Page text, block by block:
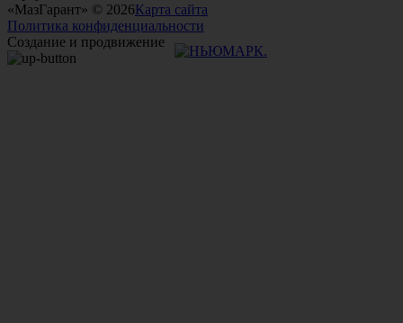
«МазГарант» © 2026Карта сайта
Политика конфиденциальности
Создание и продвижение